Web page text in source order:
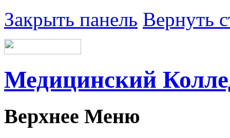
Закрыть панель Вернуть
Медицинский
Верхнее Меню